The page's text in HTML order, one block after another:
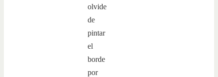
olvide
de
pintar
el
borde
por